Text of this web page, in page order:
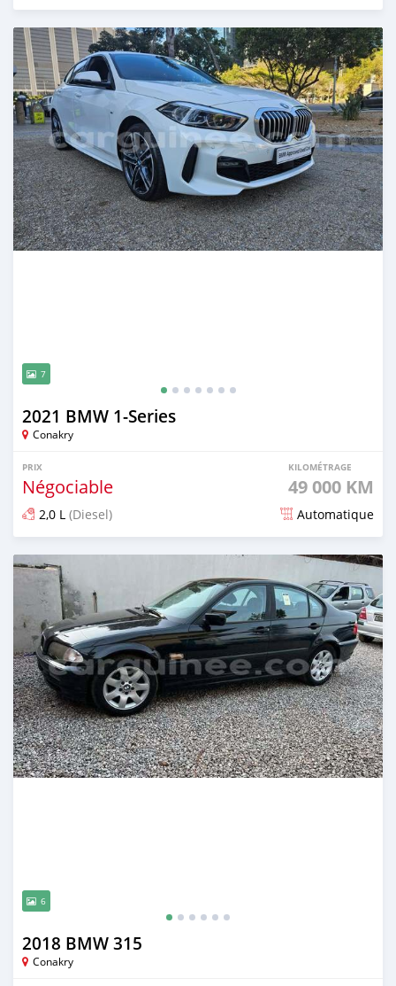
Publié il y a 12 mois
7
2021 BMW 1-Series
Conakry
PRIX
Négociable
KILOMÉTRAGE
49 000 KM
2,0 L (Diesel) Automatique
Publié il y a plus d'un an
6
2018 BMW 315
Conakry